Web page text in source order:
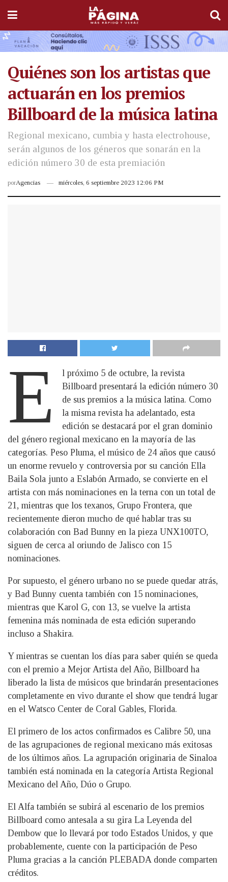
Quiénes son los artistas que
actuarán en los premios
Billboard de la música latina
Regional mexicano, cumbia y hasta electrohouse,
serán algunos de los géneros que sonarán en la
edición número 30 de esta premiación
porAgencias miércoles, 6 septiembre 2023 12:06 PM
E
l próximo 5 de octubre, la revista
Billboard presentará la edición número 30
de sus premios a la música latina. Como
la misma revista ha adelantado, esta
edición se destacará por el gran dominio
del género regional mexicano en la mayoría de las
categorías. Peso Pluma, el músico de 24 años que causó
un enorme revuelo y controversia por su canción Ella
Baila Sola junto a Eslabón Armado, se convierte en el
artista con más nominaciones en la terna con un total de
21, mientras que los texanos, Grupo Frontera, que
recientemente dieron mucho de qué hablar tras su
colaboración con Bad Bunny en la pieza UNX100TO,
siguen de cerca al oriundo de Jalisco con 15
nominaciones.
Por supuesto, el género urbano no se puede quedar atrás,
y Bad Bunny cuenta también con 15 nominaciones,
mientras que Karol G, con 13, se vuelve la artista
femenina más nominada de esta edición superando
incluso a Shakira.
Y mientras se cuentan los días para saber quién se queda
con el premio a Mejor Artista del Año, Billboard ha
liberado la lista de músicos que brindarán presentaciones
completamente en vivo durante el show que tendrá lugar
en el Watsco Center de Coral Gables, Florida.
El primero de los actos confirmados es Calibre 50, una
de las agrupaciones de regional mexicano más exitosas
de los últimos años. La agrupación originaria de Sinaloa
también está nominada en la categoría Artista Regional
Mexicano del Año, Dúo o Grupo.
El Alfa también se subirá al escenario de los premios
Billboard como antesala a su gira La Leyenda del
Dembow que lo llevará por todo Estados Unidos, y que
probablemente, cuente con la participación de Peso
Pluma gracias a la canción PLEBADA donde comparten
créditos.